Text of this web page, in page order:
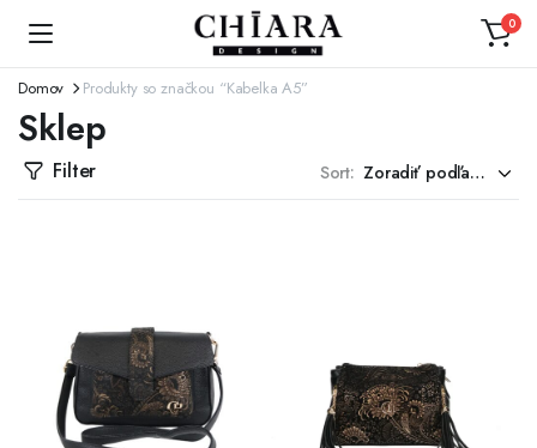
0
Domov Produkty so značkou “Kabelka A5”
Sklep
Filter Sort: